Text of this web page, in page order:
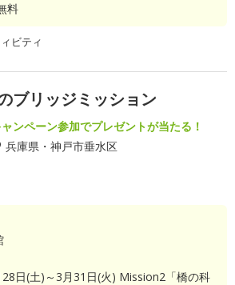
料
ビティ
ブリッジミッション
ンペーン参加でプレゼントが当たる！
兵庫県・神戸市垂水区
日(土)～3月31日(火) Mission2「橋の科